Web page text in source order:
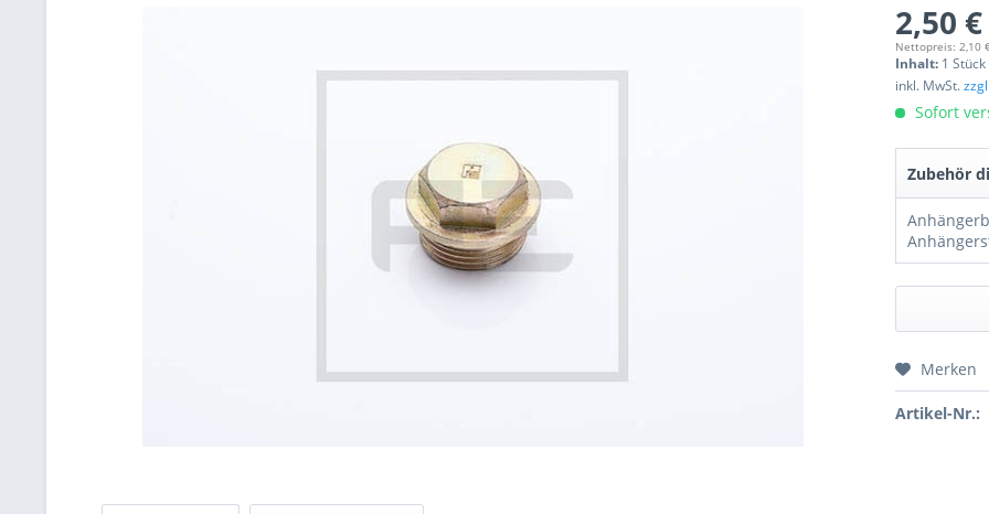
2,50
Nettopreis: 2,10
Inhalt: 1 Stück
inkl. MwSt.
Sofort
Zubehör
Preis
Merken
Artikel-Nr.: